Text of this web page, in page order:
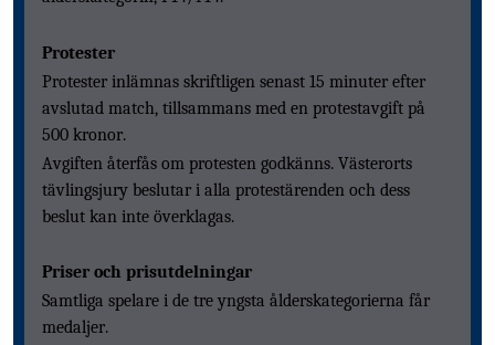
Protester
Protester inlämnas skriftligen senast 15 minuter efter
avslutad match, tillsammans med en protestavgift på
500 kronor.
Avgiften återfås om protesten godkänns. Västerorts
tävlingsjury beslutar i alla protestärenden och dess
beslut kan inte överklagas.
Priser och prisutdelningar
Samtliga spelare i de tre yngsta ålderskategorierna får
medaljer.